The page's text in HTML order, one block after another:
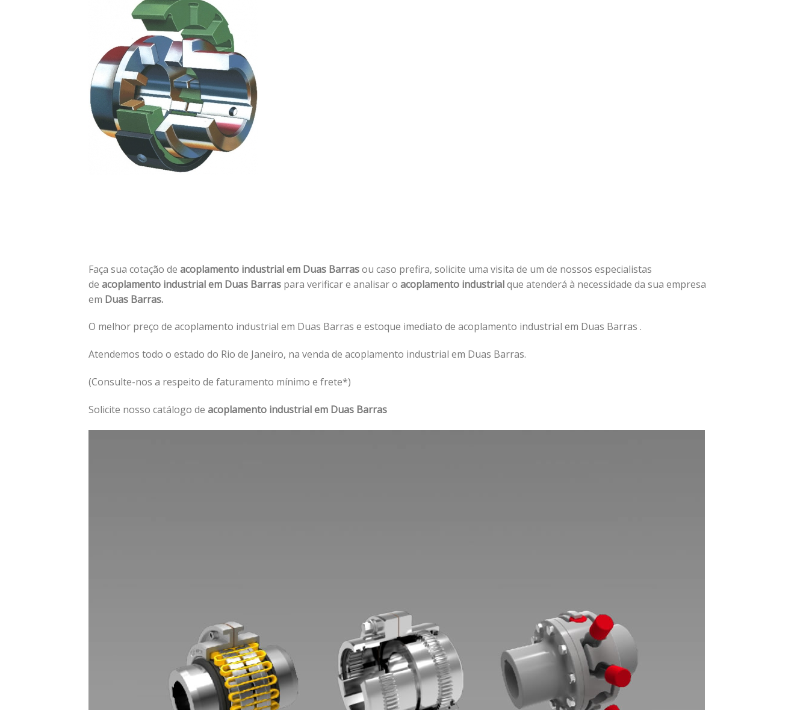
Faça sua cotação de acoplamento industrial em Duas Barrasou caso prefira, solicite uma visita de um de nossos especialistas
de acoplamento industrial em Duas Barras para verificar e analisar o acoplamento industrialque atenderá à necessidade da sua empresa
em Duas Barras.
O melhor preço de acoplamento industrial em Duas Barras e estoque imediato de acoplamento industrial em Duas Barras .
Atendemos todo o estado do Rio de Janeiro, na venda de acoplamento industrial em Duas Barras.
(Consulte-nos a respeito de faturamento mínimo e frete*)
Solicite nosso catálogo de acoplamento industrial em Duas Barras